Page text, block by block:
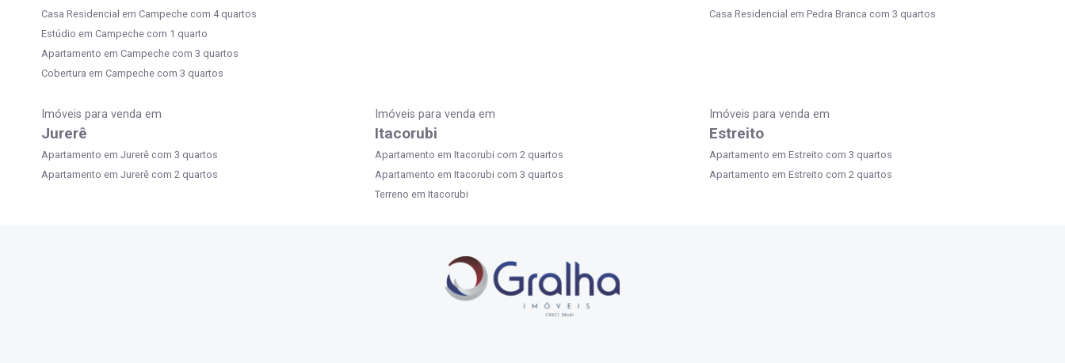
Casa Residencial em Campeche com 4 quartos
Estúdio em Campeche com 1 quarto
Apartamento em Campeche com 3 quartos
Cobertura em Campeche com 3 quartos
Casa Residencial em Pedra Branca com 3 quartos
Imóveis para venda em
Jurerê
Apartamento em Jurerê com 3 quartos
Apartamento em Jurerê com 2 quartos
Imóveis para venda em
Itacorubi
Apartamento em Itacorubi com 2 quartos
Apartamento em Itacorubi com 3 quartos
Terreno em Itacorubi
Imóveis para venda em
Estreito
Apartamento em Estreito com 3 quartos
Apartamento em Estreito com 2 quartos